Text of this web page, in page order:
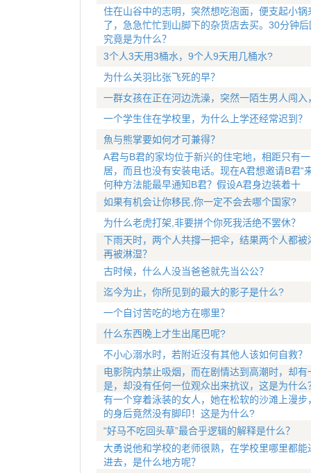
住在山谷中的志明，突然想吃泡面，便支起小
了，急急忙忙到山脚下的杂货店去买。30分钟
究竟是为什么？
3个人3天用3桶水，9个人9天用几桶水?
为什么关羽比张飞死的早？
一群女孩在正在河边洗澡，突然一陌生男人闯
一个学生住在学校里，为什么上学还经常迟到？
魚与熊掌要如何才可兼得？
A君与B君的家均位于新兴的住宅地，相距只有
居，而且也没有安装电话。现在A君想邀请B君“
何种方法能最早通知B君？假设A君身边装着十
如果有机会让你移民,你一定不会去哪个国家?
为什么老虎打架,非要拼个你死我活绝不罢休？
下雨天时，两个人共撐一把伞，结果两个人都
再被淋湿？
古时候，什么人没当爸爸就先当公公？
迄今为止，你所见到的最大的影子是什么?
一个自讨苦吃的地方在哪里？
什么东西晚上才生出尾巴呢?
不小心溺水时，若附近沒有其他人该如何自救？
电影院内禁止吸烟，而在剧情达到高潮时，却
是，却没有任何一位观众出来抗议，这是为什么
有一个穿着泳装的女人，她在松软的沙滩上漫
的身后竟然没有脚印！这是为什么?
“好马不吃回头草”最合乎逻辑的解释是什么？
大勇说他和学校的老师很熟，在学校里哪里都
进去，是什么地方呢？